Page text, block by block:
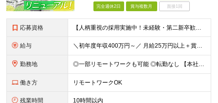
完全週休2日 賞与複数月 面接1回
応募資格 【人柄重視の採用実施中！未経験・第二新卒歓迎です】 ◎未経験歓迎 ◎学歴不問
給与 ＼初年度年収400万円～／ 月給25万円以上＋賞与年2回＋各種手当 ※経験・能力・前職給与等を考慮の上、決定します。 ※美容代補助や家族食事代、時間外手当など、実質的な収入増に繋がる手当が豊富です。
勤務地 ◎一部リモートワークも可能 ◎転勤なし 【本社】東京都練馬区南大泉5-38-10 ※現場は東京23区、神奈川、千葉、埼玉などの首都圏エリアです (変更の範囲)上記を除く当社関連勤務地
働き方 リモートワークOK
残業時間 10時間以内